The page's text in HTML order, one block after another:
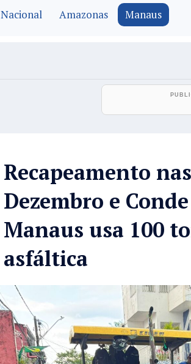
Nacional Amazonas Manaus
Recapeamento
Dezembro e
Manaus usa 100
asfáltica